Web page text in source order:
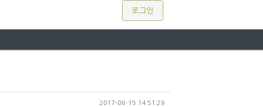
로그인
2017-06-15 14:51:29